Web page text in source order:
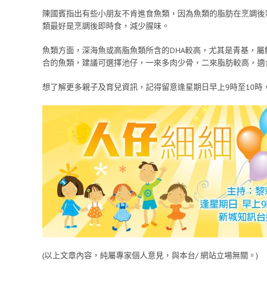
陳國賓指出有些小朋友不肯進食魚類，因為魚類的脂肪在烹調
類最好是烹調後即時食，減少腥味。
魚類方面，深海魚或高脂魚類所含的DHA較高，尤其是青基，
合的魚類，建議可選擇池仔，一來多肉少骨，二來脂肪較高，適
想了解更多親子及育兒資訊，記得留意逢星期日早上9時至10時
(以上文章內容，純屬專家個人意見，與本台/ 網站立場無關。)